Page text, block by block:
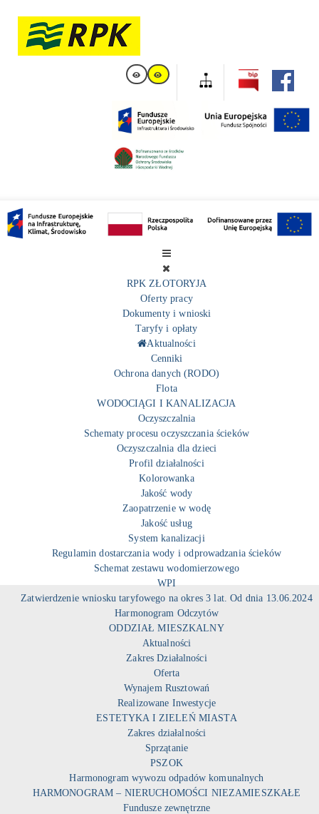
RPK ZŁOTORYJA
Oferty pracy
Dokumenty i wnioski
Taryfy i opłaty
Aktualności
Cenniki
Ochrona danych (RODO)
Flota
WODOCIĄGI I KANALIZACJA
Oczyszczalnia
Schematy procesu oczyszczania ścieków
Oczyszczalnia dla dzieci
Profil działalności
Kolorowanka
Jakość wody
Zaopatrzenie w wodę
Jakość usług
System kanalizacji
Regulamin dostarczania wody i odprowadzania ścieków
Schemat zestawu wodomierzowego
WPI
Zatwierdzenie wniosku taryfowego na okres 3 lat. Od dnia 13.06.2024
Harmonogram Odczytów
ODDZIAŁ MIESZKALNY
Aktualności
Zakres Działalności
Oferta
Wynajem Rusztowań
Realizowane Inwestycje
ESTETYKA I ZIELEŃ MIASTA
Zakres działalności
Sprzątanie
PSZOK
Harmonogram wywozu odpadów komunalnych
HARMONOGRAM – NIERUCHOMOŚCI NIEZAMIESZKAŁE
Fundusze zewnętrzne